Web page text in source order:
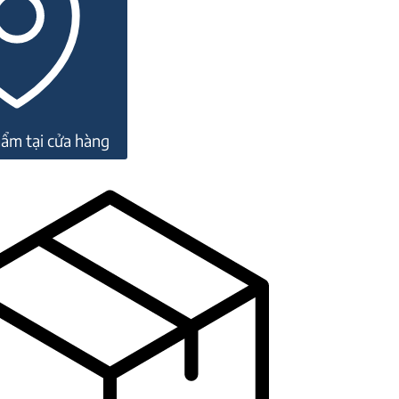
tại cửa hàng